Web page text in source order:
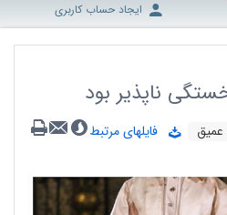
ایجاد حساب کاربری
ناپذیر بود
فایلهای مرتبط